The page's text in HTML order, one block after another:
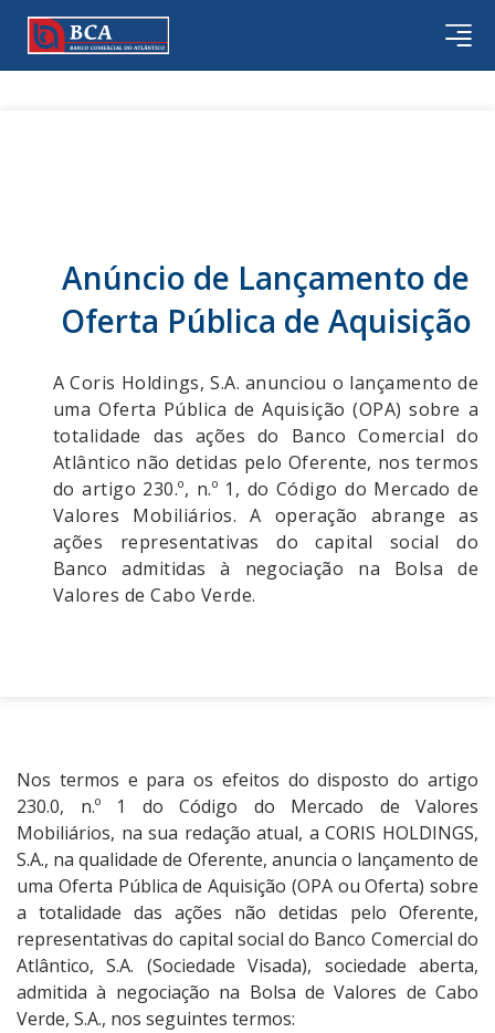
Anúncio de Lançamento de
Oferta Pública de Aquisição
A Coris Holdings, S.A. anunciou o lançamento de
uma Oferta Pública de Aquisição (OPA) sobre a
totalidade das ações do Banco Comercial do
Atlântico não detidas pelo Oferente, nos termos
do artigo 230.º, n.º 1, do Código do Mercado de
Valores Mobiliários. A operação abrange as
ações representativas do capital social do
Banco admitidas à negociação na Bolsa de
Valores de Cabo Verde.
Nos termos e para os efeitos do disposto do artigo
230.0, n.º 1 do Código do Mercado de Valores
Mobiliários, na sua redação atual, a CORIS HOLDINGS,
S.A., na qualidade de Oferente, anuncia o lançamento de
uma Oferta Pública de Aquisição (OPA ou Oferta) sobre
a totalidade das ações não detidas pelo Oferente,
representativas do capital social do Banco Comercial do
Atlântico, S.A. (Sociedade Visada), sociedade aberta,
admitida à negociação na Bolsa de Valores de Cabo
Verde, S.A., nos seguintes termos: